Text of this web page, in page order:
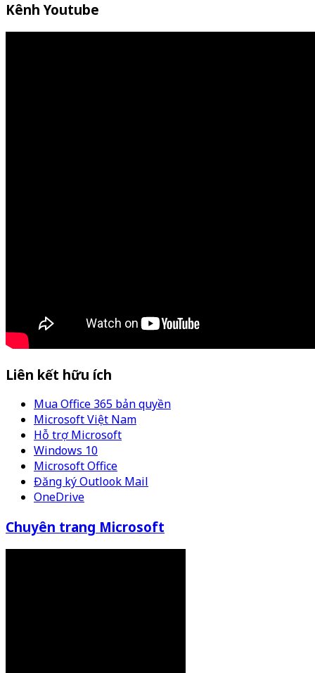
Kênh Youtube
Liên kết hữu ích
Mua Office 365 bản quyền
Microsoft Việt Nam
Hỗ trợ Microsoft
Windows 10
Microsoft Office
Đăng ký Outlook Mail
OneDrive
Chuyên trang Microsoft